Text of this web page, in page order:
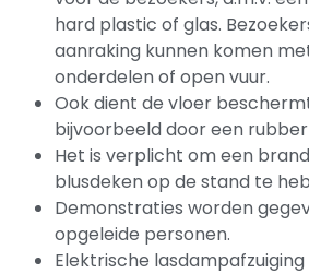
hard plastic of glas.
aanraking kunnen komen
onderdelen of open vuur.
Ook dient de vloer
bijvoorbeeld door een
Het is verplicht om een
blusdeken op de stand te
Demonstraties worden
opgeleide personen.
Elektrische